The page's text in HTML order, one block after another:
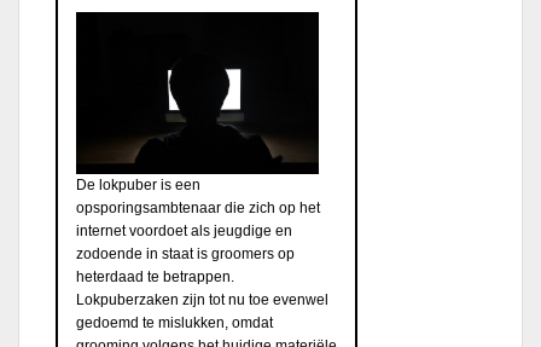
De lokpuber is een
opsporingsambtenaar die zich op het
internet voordoet als jeugdige en
zodoende in staat is groomers op
heterdaad te betrappen.
Lokpuberzaken zijn tot nu toe evenwel
gedoemd te mislukken, omdat